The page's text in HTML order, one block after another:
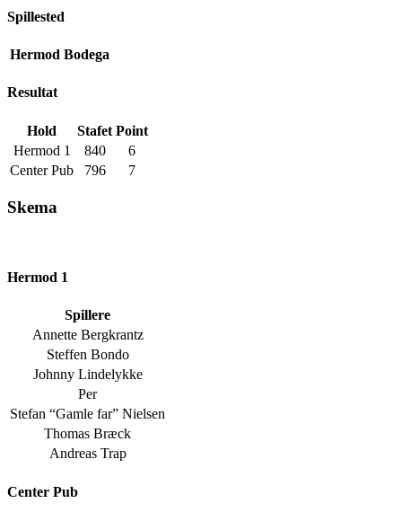
Spillested
Hermod Bodega
Resultat
Hold Stafet Point
Hermod 1
840
6
Center Pub
796 7
Skema
Hermod 1
Spillere
Annette Bergkrantz
Steffen Bondo
Johnny Lindelykke
Per
Stefan “Gamle far” Nielsen
Thomas Bræck
Andreas Trap
Center Pub